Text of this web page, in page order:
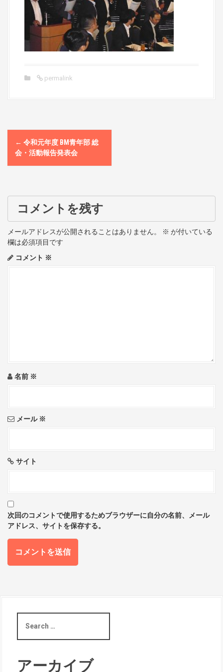
permalink
P
o
t
n
a
v
o
← 令和元年度 BM青年部 総
会・活動報告発表会
コメントを残す
メールアドレスが公開されることはありません。 ※ が付いている
欄は必須項目です
コメント ※
名前 ※
メール ※
サイト
次回のコメントで使用するためブラウザーに自分の名前、メール
アドレス、サイトを保存する。
a
c
h
アーカイブ